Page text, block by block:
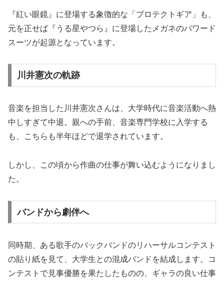
『紅い眼鏡』に登場する象徴的な「プロテクトギア」も、
元を正せば『うる星やつら』に登場したメガネのパワード
スーツが起源となっています。
川井憲次の軌跡
音楽を担当した川井憲次さんは、大学時代に音楽活動へ熱
中しすぎて中退。親への手前、音楽専門学校に入学する
も、こちらも半年ほどで退学されています。
しかし、この頃から作曲の仕事が舞い込むようになりまし
た。
バンドから劇伴へ
同時期、ある歌手のバックバンドのリハーサルコンテスト
の貼り紙を見て、大学生との混成バンドを結成します。コ
ンテストで見事優勝を果たしたものの、ギャラの良い仕事